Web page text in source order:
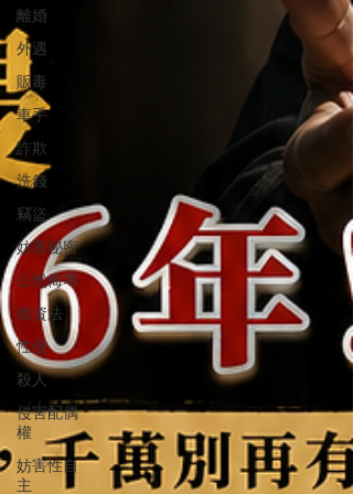
離婚
外遇
販毒
車手
詐欺
洗錢
竊盜
妨害秘密
公然侮辱
個資法
性侵
殺人
侵害配偶
權
妨害性自
主